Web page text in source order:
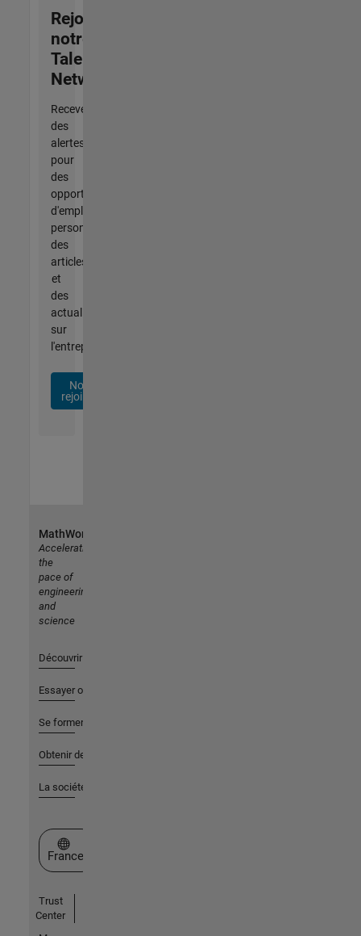
Rejoignez
notre
Talent
Network
Recevez
des
alertes
pour
des
opportunités
d'emploi
personnalisées,
des
articles
et
des
actualités
sur
l'entreprise.
Nous
rejoindre
MathWorks
Accelerating
the
pace of
engineering
and
science
Découvrir les produits
Essayer ou acheter
Se former
Obtenir de l'aide
La société
Sélectionner un site web
France
Trust
Center